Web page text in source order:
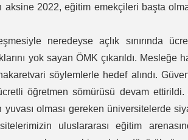
aksine 2022, eğitim emekçileri başta
neredeyse açlık sınırında
yok sayan ÖMK çıkarıldı.
söylemlerle hedef alındı.
öğretmen sömürüsü devam ettirildi.
olması gereken üniversitelerde
uluslararası eğitim